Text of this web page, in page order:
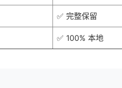
✅ 完整保留
✅ 100% 本地